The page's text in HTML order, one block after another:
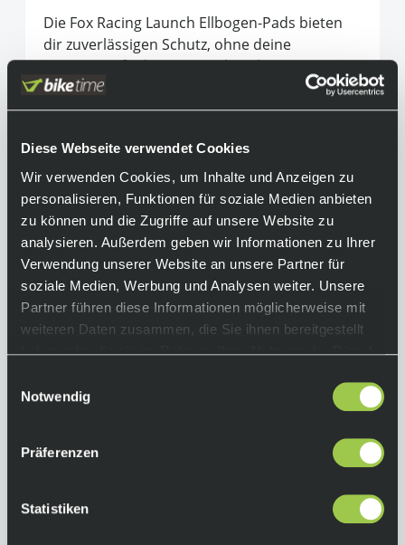
Diese Webseite verwendet Cookies
Wir verwenden Cookies, um Inhalte und Anzeigen zu
personalisieren, Funktionen für soziale Medien anbieten
zu können und die Zugriffe auf unsere Website zu
analysieren. Außerdem geben wir Informationen zu Ihrer
Verwendung unserer Website an unsere Partner für
soziale Medien, Werbung und Analysen weiter. Unsere
Partner führen diese Informationen möglicherweise mit
weiteren Daten zusammen, die Sie ihnen bereitgestellt
haben oder die sie im Rahmen Ihrer Nutzung der Dienste
Notwendig
Präferenzen
Statistiken
Die Fox Racing Launch Ellbogen-Pads bieten
dir zuverlässigen Schutz, ohne deine
Bewegungsfreiheit einzuschränken. CE-
zertifizierte D3O®-Einsätze absorbieren harte
Stöße, während abriebfeste Frontpanels für
schlanke Design sitzt sicher dank
großflächiger Gripper – für maximalen
Komfort und Fokus auf dem Trail.
Equipment
Funktionen:
• abriebfestes Frontpanel für erhöhte
Strapazierfähigkeit
verrutschen
• extra breiter elastischer Gripper mit Silikon-
• Mesh-Einsatz hinten fördert Luftzirkulation
• herausnehmbare D3O®-Einsätze erfüllen die